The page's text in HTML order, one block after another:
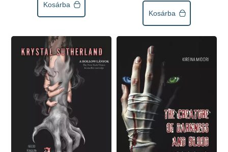
Kosárba
Kosárba